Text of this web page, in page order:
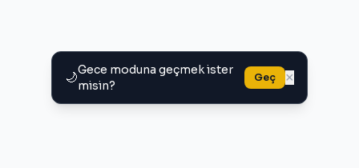
🌙Gece moduna geçmek ister
misin?
Geç ×